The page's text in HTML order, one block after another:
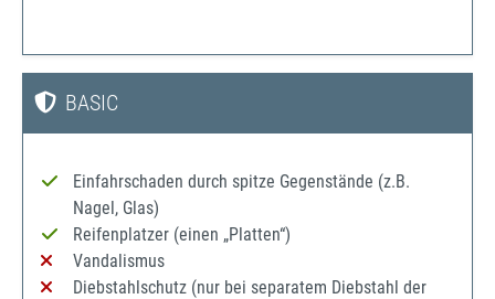
BASIC
Einfahrschaden durch spitze Gegenstände (z.B.
Nagel, Glas)
Reifenplatzer (einen „Platten“)
Vandalismus
Diebstahlschutz (nur bei separatem Diebstahl der